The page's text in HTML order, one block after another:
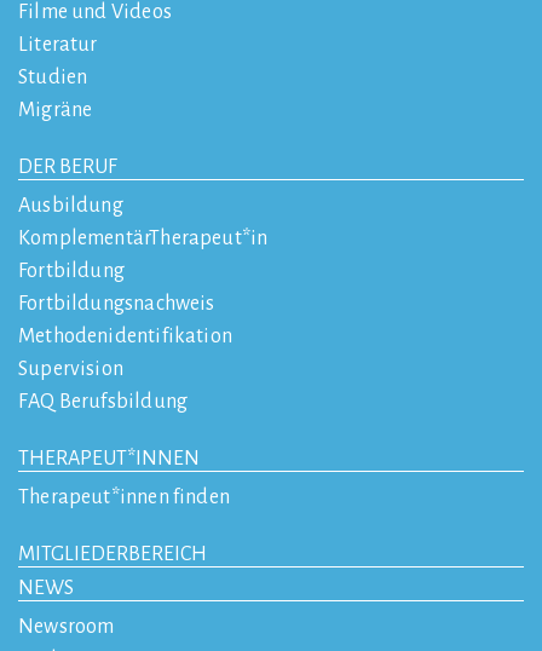
Filme und Videos
Literatur
Studien
Migräne
DER BERUF
Ausbildung
KomplementärTherapeut*in
Fortbildung
Fortbildungsnachweis
Methodenidentifikation
Supervision
FAQ Berufsbildung
THERAPEUT*INNEN
Therapeut*innen finden
MITGLIEDERBEREICH
NEWS
Newsroom